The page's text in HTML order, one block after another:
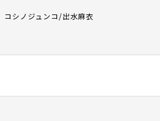
コシノジュンコ/出水麻衣